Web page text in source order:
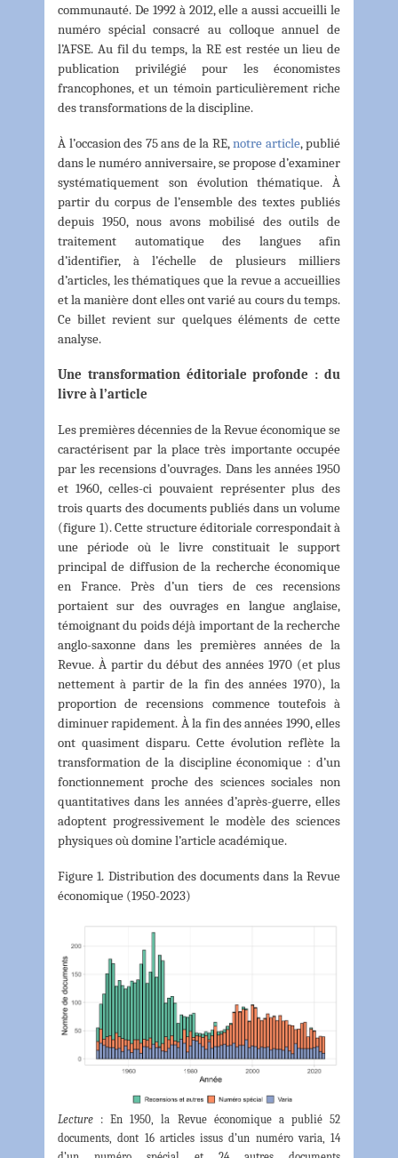
communauté. De 1992 à 2012, elle a aussi accueilli le
numéro spécial consacré au colloque annuel de
l’AFSE. Au fil du temps, la RE est restée un lieu de
publication privilégié pour les économistes
francophones, et un témoin particulièrement riche
des transformations de la discipline.
À l’occasion des 75 ans de la RE,notre article, publié
dans le numéro anniversaire, se propose d’examiner
systématiquement son évolution thématique. À
partir du corpus de l’ensemble des textes publiés
depuis 1950, nous avons mobilisé des outils de
traitement automatique des langues afin
d’identifier, à l’échelle de plusieurs milliers
d’articles, les thématiques que la revue a accueillies
et la manière dont elles ont varié au cours du temps.
Ce billet revient sur quelques éléments de cette
analyse.
Une transformation éditoriale profonde : du
livre à l’article
Les premières décennies de la Revue économique se
caractérisent par la place très importante occupée
par les recensions d’ouvrages. Dans les années 1950
et 1960, celles-ci pouvaient représenter plus des
trois quarts des documents publiés dans un volume
(figure 1). Cette structure éditoriale correspondait à
une période où le livre constituait le support
principal de diffusion de la recherche économique
en France. Près d’un tiers de ces recensions
portaient sur des ouvrages en langue anglaise,
témoignant du poids déjà important de la recherche
anglo-saxonne dans les premières années de la
Revue. À partir du début des années 1970 (et plus
nettement à partir de la fin des années 1970), la
proportion de recensions commence toutefois à
diminuer rapidement. À la fin des années 1990, elles
ont quasiment disparu. Cette évolution reflète la
transformation de la discipline économique : d’un
fonctionnement proche des sciences sociales non
quantitatives dans les années d’après-guerre, elles
adoptent progressivement le modèle des sciences
physiques où domine l’article académique.
Figure 1. Distribution des documents dans la Revue
économique (1950-2023)
Lecture : En 1950, la Revue économique a publié 52
documents, dont 16 articles issus d’un numéro varia, 14